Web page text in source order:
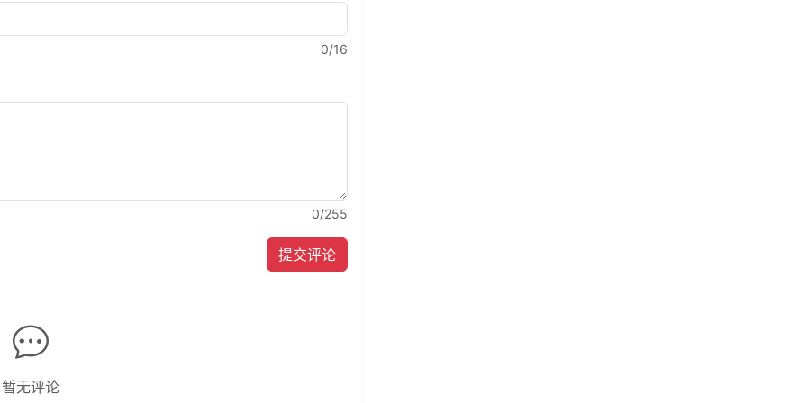
0/16
0/255
提交评论
暂无评论